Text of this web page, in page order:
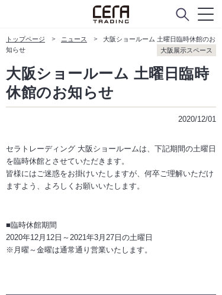
トップページ ニュース
大阪ショールーム 土曜日臨時休館のお
知らせ
大阪展示スペース
大阪ショールーム 土曜日臨時
休館のお知らせ
2020/12/01
セラトレーディング 大阪ショールームは、下記期間の土曜日
を臨時休館とさせていただきます。
皆様にはご迷惑をお掛けいたしますが、何卒ご理解いただけ
ますよう、よろしくお願いいたします。
■臨時休館期間
2020年12月12日～2021年3月27日の土曜日
※月曜～金曜は通常通り営業いたします。
セラトレーディングについて
会社概要
ニュース
よくあるご質問